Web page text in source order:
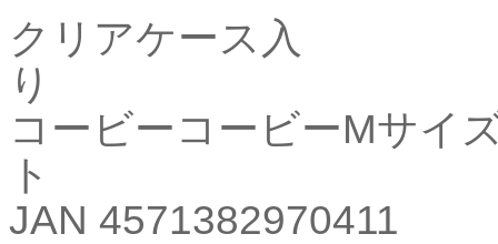
クリアケース入
コービーコービーMサイ
JAN 4571382970411